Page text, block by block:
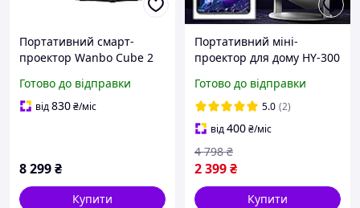
Портативний смарт-
проектор Wanbo Cube 2
lm / Android TV 11.0 / Wi-Fi
/ Bluetooth / Темно-синій
Готово до відправки
від830₴/міс
8 299₴
Купити
Портативний міні-
проектор для дому HY-300
для домашнього
кінотеатру з Wi-FI на
Android міні-проєктор
Готово до відправки
5.0 (2)
від400₴/міс
2 399₴
4 798 ₴
Купити